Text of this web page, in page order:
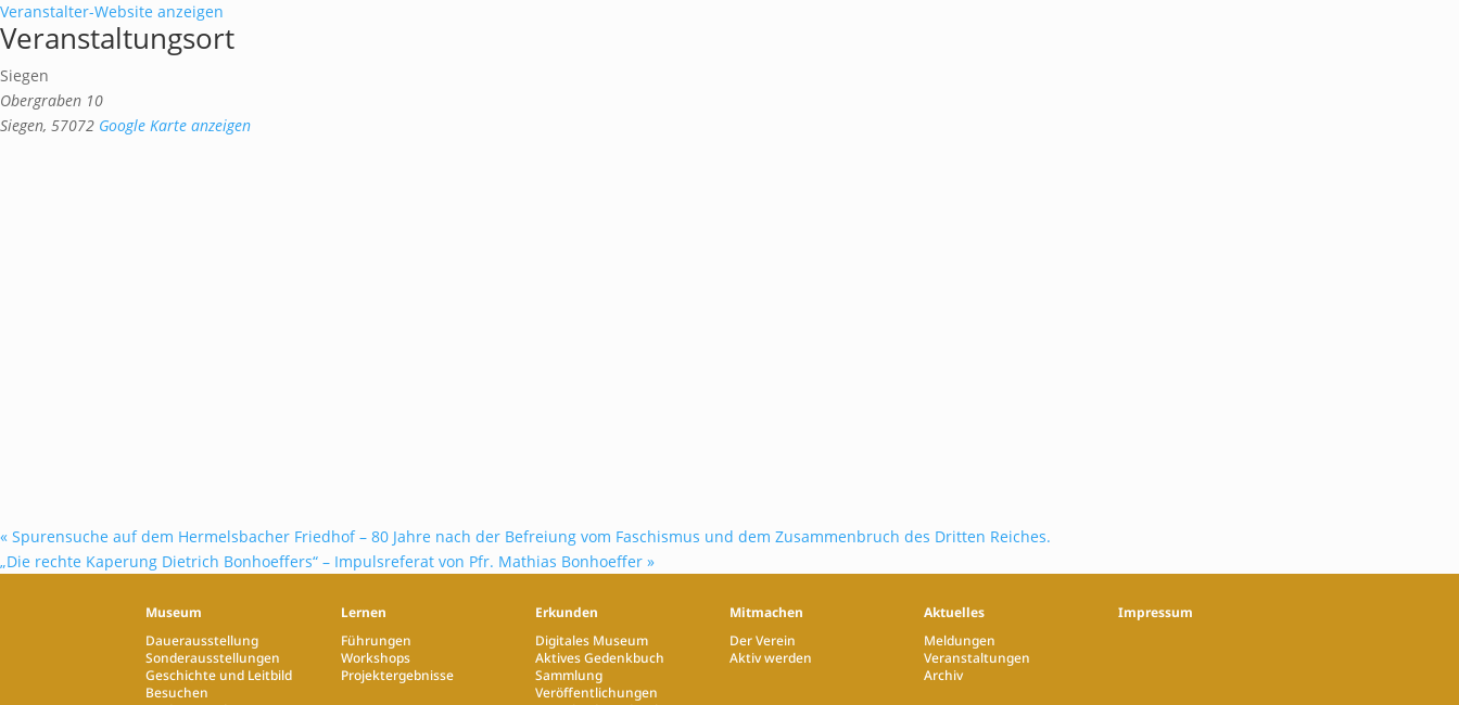
Veranstalter-Website anzeigen
Veranstaltungsort
Siegen
Obergraben 10
Siegen, 57072 Google Karte anzeigen
« Spurensuche auf dem Hermelsbacher Friedhof – 80 Jahre nach der Befreiung vom Faschismus und dem Zusammenbruch des Dritten Reiches.
„Die rechte Kaperung Dietrich Bonhoeffers“ – Impulsreferat von Pfr. Mathias Bonhoeffer »
Museum
Dauerausstellung
Sonderausstellungen
Geschichte und Leitbild
Besuchen
Lernen
Führungen
Workshops
Projektergebnisse
Erkunden
Digitales Museum
Aktives Gedenkbuch
Sammlung
Veröffentlichungen
Mitmachen
Der Verein
Aktiv werden
Aktuelles
Meldungen
Veranstaltungen
Archiv
Impressum